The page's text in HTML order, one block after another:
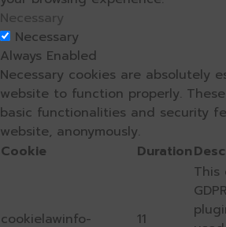
Necessary
Necessary
Always Enabled
Necessary cookies are absolutely
website to function properly.
basic functionalities and security
website, anonymously.
Cookie
Duration
cookielawinfo-
11
This